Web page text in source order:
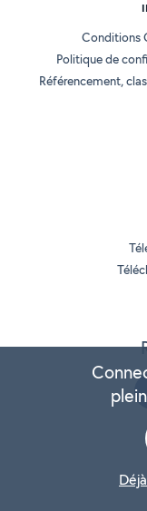
Conditions
Politique de
Référencement,